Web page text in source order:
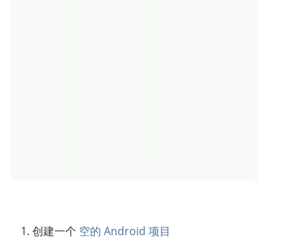
创建一个 空的 Android 项目